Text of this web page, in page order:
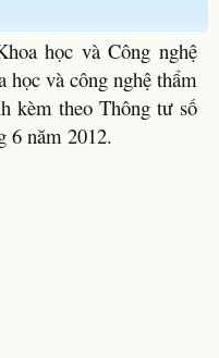
học và Công nghệ
học và công nghệ thẩm
kèm theo Thông tư số
6 năm 2012.